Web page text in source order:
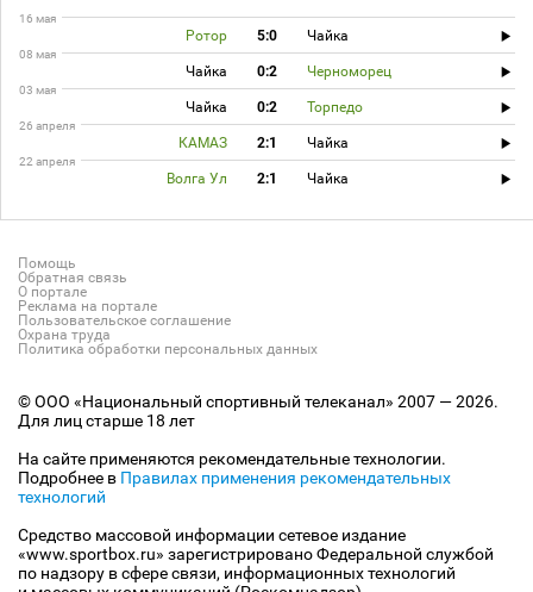
16 мая
Ротор 5:0 Чайка
08 мая
Чайка 0:2 Черноморец
03 мая
Чайка 0:2 Торпедо
26 апреля
КАМАЗ 2:1 Чайка
22 апреля
Волга Ул 2:1 Чайка
Помощь
Обратная связь
О портале
Реклама на портале
Пользовательское соглашение
Охрана труда
Политика обработки персональных данных
© ООО «Национальный спортивный телеканал» 2007 — 2026.
Для лиц старше 18 лет
На сайте применяются рекомендательные технологии.
Подробнее в Правилах применения рекомендательных
технологий
Средство массовой информации сетевое издание
«www.sportbox.ru» зарегистрировано Федеральной службой
по надзору в сфере связи, информационных технологий